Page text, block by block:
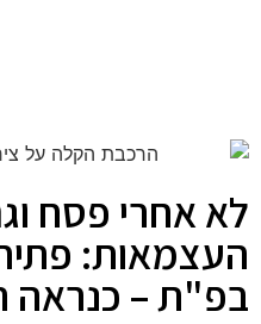
לא אחרי פסח
העצמאות:
בפ"ת – כנראה